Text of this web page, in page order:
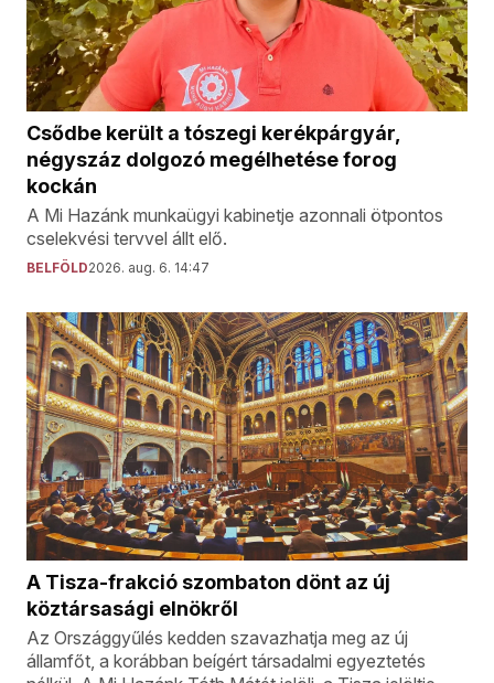
Csődbe került a tószegi kerékpárgyár,
négyszáz dolgozó megélhetése forog
kockán
A Mi Hazánk munkaügyi kabinetje azonnali ötpontos
cselekvési tervvel állt elő.
BELFÖLD2026. aug. 6. 14:47
A Tisza-frakció szombaton dönt az új
köztársasági elnökről
Az Országgyűlés kedden szavazhatja meg az új
államfőt, a korábban beígért társadalmi egyeztetés